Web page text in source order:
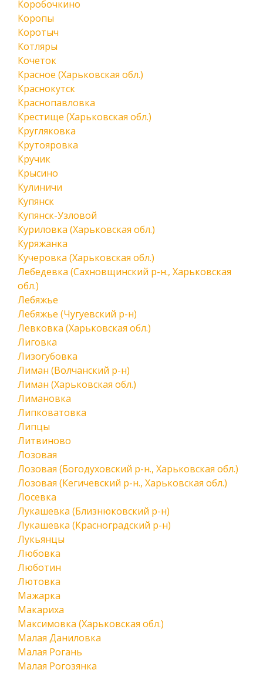
Коробочкино
Коропы
Коротыч
Котляры
Кочеток
Красное (Харьковская обл.)
Краснокутск
Краснопавловка
Крестище (Харьковская обл.)
Кругляковка
Крутояровка
Кручик
Крысино
Кулиничи
Купянск
Купянск-Узловой
Куриловка (Харьковская обл.)
Куряжанка
Кучеровка (Харьковская обл.)
Лебедевка (Сахновщинский р-н., Харьковская
обл.)
Лебяжье
Лебяжье (Чугуевский р-н)
Левковка (Харьковская обл.)
Лиговка
Лизогубовка
Лиман (Волчанский р-н)
Лиман (Харьковская обл.)
Лимановка
Липковатовка
Липцы
Литвиново
Лозовая
Лозовая (Богодуховский р-н., Харьковская обл.)
Лозовая (Кегичевский р-н., Харьковская обл.)
Лосевка
Лукашевка (Близнюковский р-н)
Лукашевка (Красноградский р-н)
Лукьянцы
Любовка
Люботин
Лютовка
Мажарка
Макариха
Максимовка (Харьковская обл.)
Малая Даниловка
Малая Рогань
Малая Рогозянка